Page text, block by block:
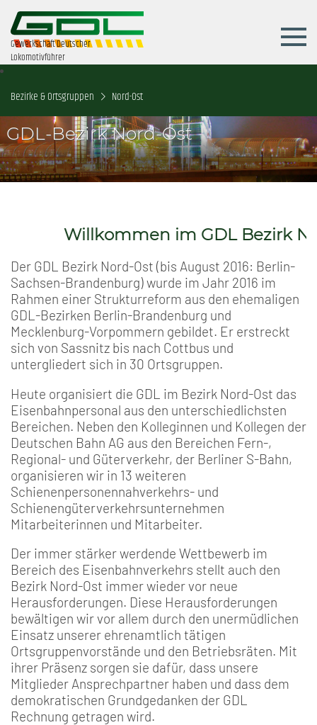
Gewerkschaft Deutscher
Lokomotivführer
Bezirke & Ortsgruppen Nord-Ost
GDL-Bezirk Nord-Ost
Willkommen im GDL Bezirk Nord-
Der GDL Bezirk Nord-Ost (bis August 2016: Berlin-
Sachsen-Brandenburg) wurde im Jahr 2016 im
Rahmen einer Strukturreform aus den ehemaligen
GDL-Bezirken Berlin-Brandenburg und
Mecklenburg-Vorpommern gebildet. Er erstreckt
sich von Sassnitz bis nach Cottbus und
untergliedert sich in 30 Ortsgruppen.
Heute organisiert die GDL im Bezirk Nord-Ost das
Eisenbahnpersonal aus den unterschiedlichsten
Bereichen. Neben den Kolleginnen und Kollegen der
Deutschen Bahn AG aus den Bereichen Fern-,
Regional- und Güterverkehr, der Berliner S-Bahn,
organisieren wir in 13 weiteren
Schienenpersonennahverkehrs- und
Schienengüterverkehrsunternehmen
Mitarbeiterinnen und Mitarbeiter.
Der immer stärker werdende Wettbewerb im
Bereich des Eisenbahnverkehrs stellt auch den
Bezirk Nord-Ost immer wieder vor neue
Herausforderungen. Diese Herausforderungen
bewältigen wir vor allem durch den unermüdlichen
Einsatz unserer ehrenamtlich tätigen
Ortsgruppenvorstände und den Betriebsräten. Mit
ihrer Präsenz sorgen sie dafür, dass unsere
Mitglieder Ansprechpartner haben und dass dem
demokratischen Grundgedanken der GDL
Rechnung getragen wird.